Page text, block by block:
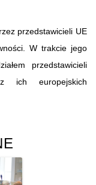
przedstawicieli UE
W trakcie jego
przedstawicieli
ich europejskich